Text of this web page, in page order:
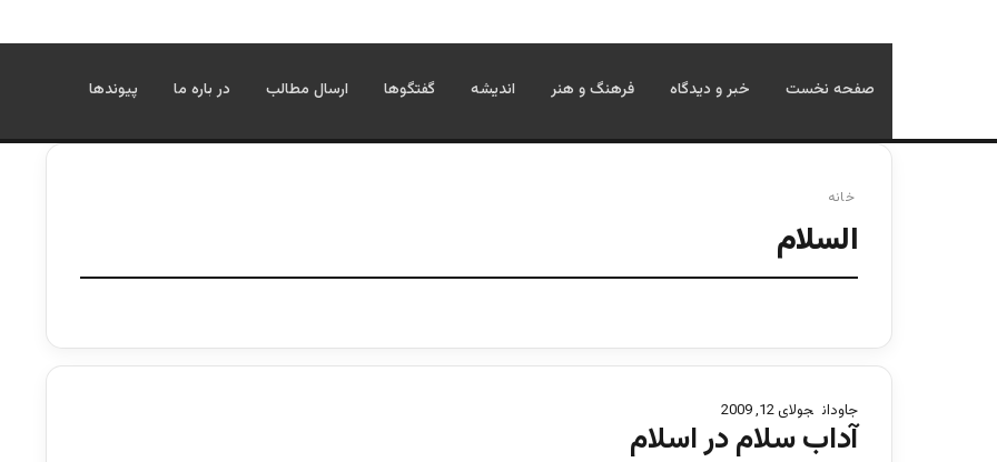
صفحه نخست خبر و دیدگاه فرهنگ و هنر اندیشه گفتگوها ارسال مطالب در باره ما پیوندها
خانه
السلام
جاودان جولای 12, 2009
آداب سلام در اسلام